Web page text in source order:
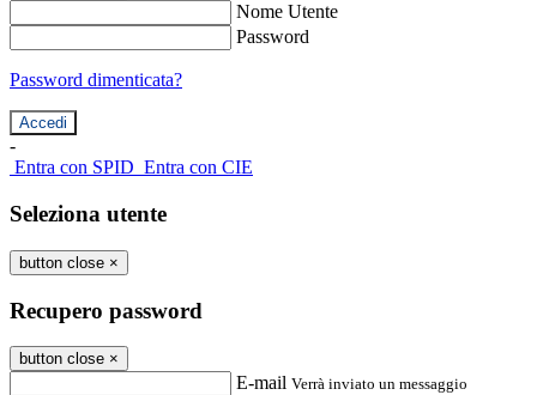
Nome Utente
Password
Password dimenticata?
-
Entra con SPID Entra con CIE
Seleziona utente
button close ×
Recupero password
button close ×
E-mail Verrà inviato un messaggio